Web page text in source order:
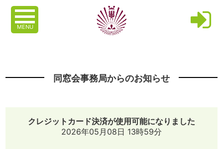
MENU
同窓会事務局からのお知らせ
クレジットカード決済が使用可能になりました
2026年05月08日 13時59分